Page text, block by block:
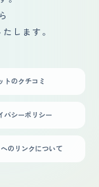
します。
トのクチコミ
バシーポリシー
のリンクについて